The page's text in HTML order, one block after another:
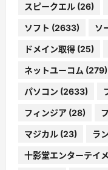
スピークエル (26)
ソフト (2633) ソ
ドメイン取得 (25)
ネットユーコム (279)
パソコン (2633)
フィンジア (28)
マジカル (23) ラ
十影堂エンターテイ